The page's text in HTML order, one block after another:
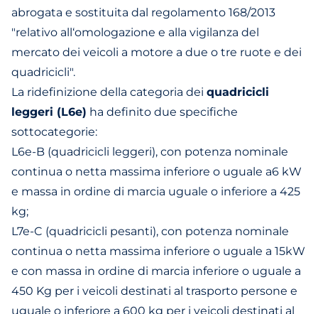
abrogata e sostituita dal regolamento 168/2013
"relativo all‘omologazione e alla vigilanza del
mercato dei veicoli a motore a due o tre ruote e dei
quadricicli".
La ridefinizione della categoria dei quadricicli
leggeri (L6e) ha definito due specifiche
sottocategorie:
L6e-B (quadricicli leggeri), con potenza nominale
continua o netta massima inferiore o uguale a6 kW
e massa in ordine di marcia uguale o inferiore a 425
kg;
L7e-C (quadricicli pesanti), con potenza nominale
continua o netta massima inferiore o uguale a 15kW
e con massa in ordine di marcia inferiore o uguale a
450 Kg per i veicoli destinati al trasporto persone e
uguale o inferiore a 600 kg per i veicoli destinati al